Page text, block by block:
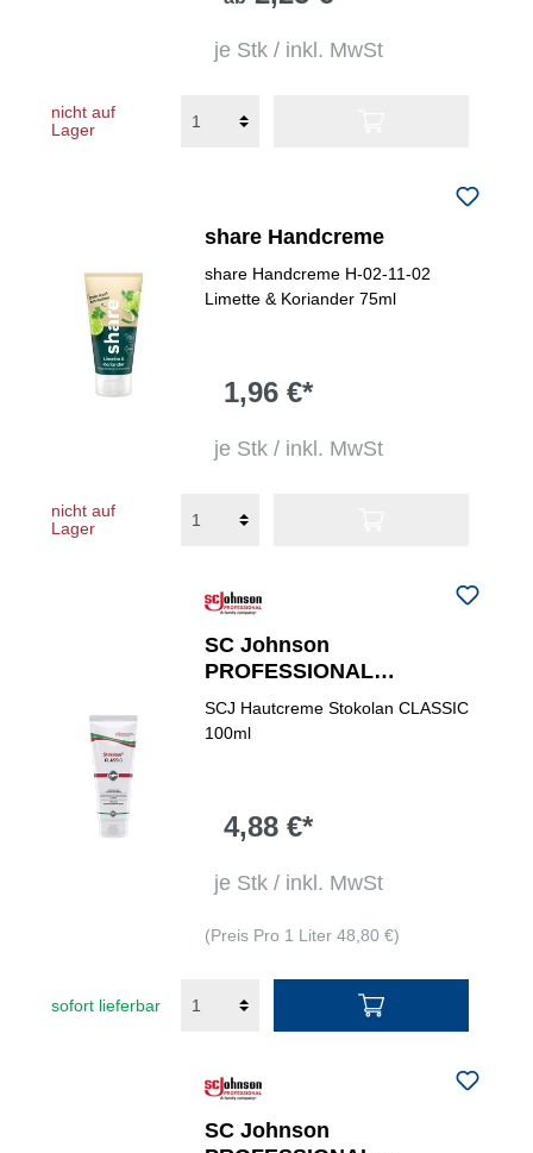
je Stk / inkl. MwSt
nicht auf
Lager
share Handcreme
share Handcreme H-02-11-02
Limette & Koriander 75ml
1,96 €*
je Stk / inkl. MwSt
nicht auf
Lager
SC Johnson
PROFESSIONAL
Hautpflegecreme Stokolan®
CLASSIC 0,1 l
SCJ Hautcreme Stokolan CLASSIC
100ml
4,88 €*
je Stk / inkl. MwSt
(Preis Pro 1 Liter 48,80 €)
sofort lieferbar
SC Johnson